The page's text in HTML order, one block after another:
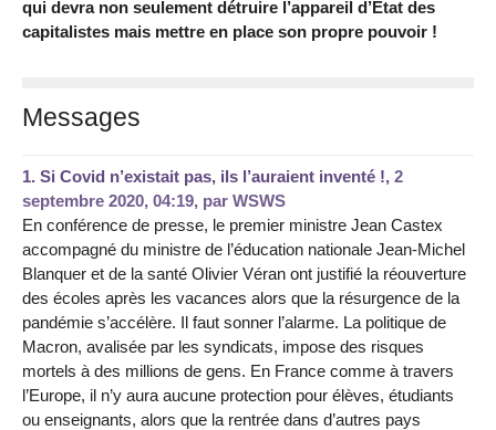
qui devra non seulement détruire l’appareil d’Etat des
capitalistes mais mettre en place son propre pouvoir !
Messages
1. Si Covid n’existait pas, ils l’auraient inventé !, 2
septembre 2020, 04:19, par WSWS
En conférence de presse, le premier ministre Jean Castex
accompagné du ministre de l’éducation nationale Jean-Michel
Blanquer et de la santé Olivier Véran ont justifié la réouverture
des écoles après les vacances alors que la résurgence de la
pandémie s’accélère. Il faut sonner l’alarme. La politique de
Macron, avalisée par les syndicats, impose des risques
mortels à des millions de gens. En France comme à travers
l’Europe, il n’y aura aucune protection pour élèves, étudiants
ou enseignants, alors que la rentrée dans d’autres pays